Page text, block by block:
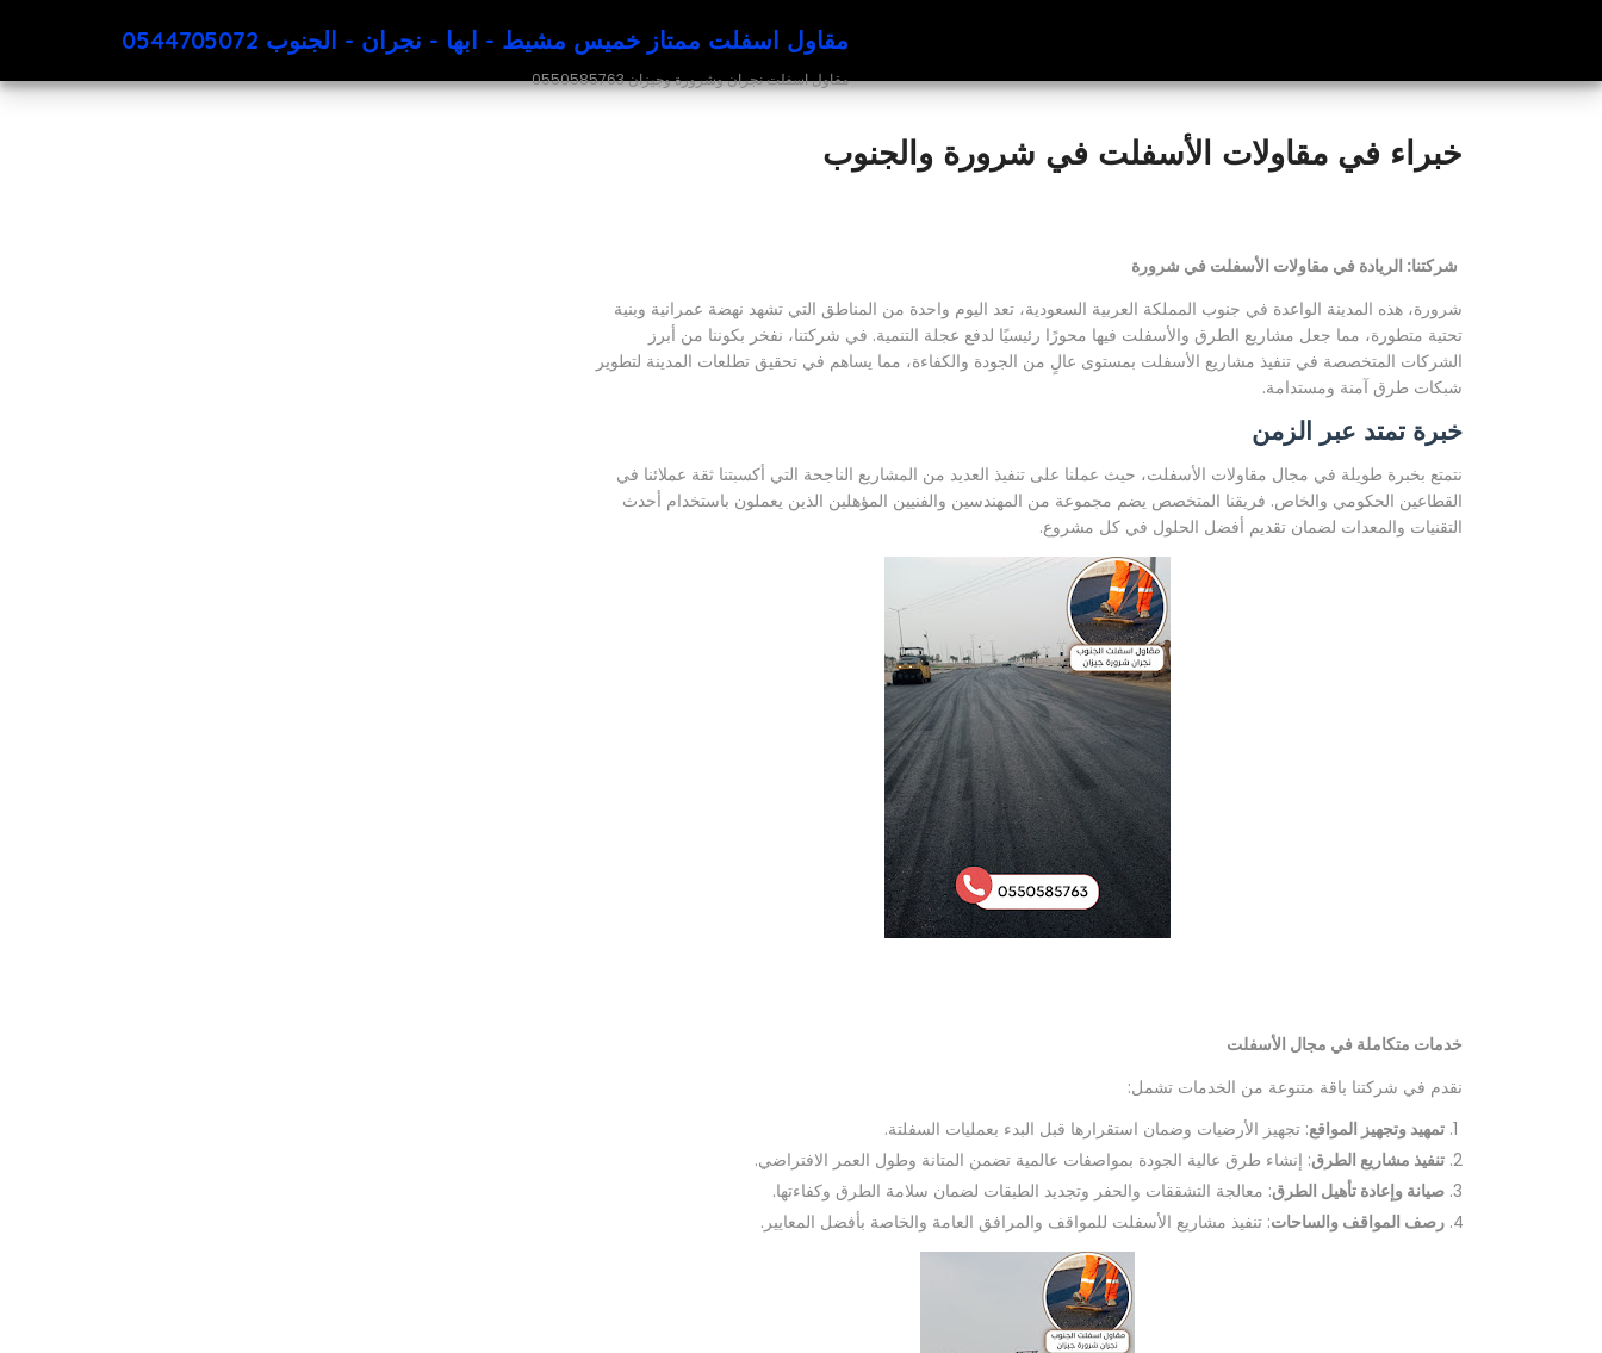
مقاول اسفلت ممتاز خميس مشيط - ابها - نجران - الجنوب 0544705072
مقاول اسفلت نجران وشرورة وجيزان 0550585763
خبراء في مقاولات الأسفلت في شرورة والجنوب
شركتنا: الريادة في مقاولات الأسفلت في شرورة
شرورة، هذه المدينة الواعدة في جنوب المملكة العربية السعودية، تعد اليوم واحدة من المناطق التي تشهد نهضة عمرانية وبنية
تحتية متطورة، مما جعل مشاريع الطرق والأسفلت فيها محورًا رئيسيًا لدفع عجلة التنمية. في شركتنا، نفخر بكوننا من أبرز
الشركات المتخصصة في تنفيذ مشاريع الأسفلت بمستوى عالٍ من الجودة والكفاءة، مما يساهم في تحقيق تطلعات المدينة لتطوير
شبكات طرق آمنة ومستدامة.
خبرة تمتد عبر الزمن
نتمتع بخبرة طويلة في مجال مقاولات الأسفلت، حيث عملنا على تنفيذ العديد من المشاريع الناجحة التي أكسبتنا ثقة عملائنا في
القطاعين الحكومي والخاص. فريقنا المتخصص يضم مجموعة من المهندسين والفنيين المؤهلين الذين يعملون باستخدام أحدث
التقنيات والمعدات لضمان تقديم أفضل الحلول في كل مشروع.
خدمات متكاملة في مجال الأسفلت
نقدم في شركتنا باقة متنوعة من الخدمات تشمل:
تمهيد وتجهيز المواقع: تجهيز الأرضيات وضمان استقرارها قبل البدء بعمليات السفلتة.
تنفيذ مشاريع الطرق: إنشاء طرق عالية الجودة بمواصفات عالمية تضمن المتانة وطول العمر الافتراضي.
صيانة وإعادة تأهيل الطرق: معالجة التشققات والحفر وتجديد الطبقات لضمان سلامة الطرق وكفاءتها.
رصف المواقف والساحات: تنفيذ مشاريع الأسفلت للمواقف والمرافق العامة والخاصة بأفضل المعايير.